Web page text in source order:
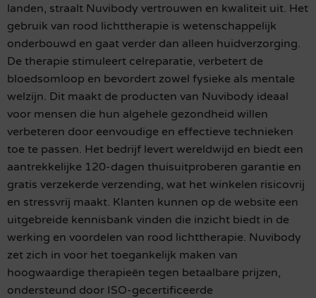
landen, straalt Nuvibody vertrouwen en kwaliteit uit. Het
gebruik van rood lichttherapie is wetenschappelijk
onderbouwd en gaat verder dan alleen huidverzorging.
De therapie stimuleert celreparatie, verbetert de
bloedsomloop en bevordert zowel fysieke als mentale
welzijn. Dit maakt de producten van Nuvibody ideaal
voor mensen die hun algehele gezondheid willen
verbeteren door eenvoudige en effectieve technieken
toe te passen. Het bedrijf levert wereldwijd en biedt een
aantrekkelijke 120-dagen thuisuitproberen garantie en
gratis verzekerde verzending, wat het winkelen risicovrij
en stressvrij maakt. Klanten kunnen op de website een
uitgebreide kennisbank vinden die inzicht biedt in de
werking en voordelen van rood lichttherapie. Nuvibody
zet zich in voor het toegankelijk maken van
hoogwaardige therapieën tegen betaalbare prijzen,
ondersteund door ISO-gecertificeerde